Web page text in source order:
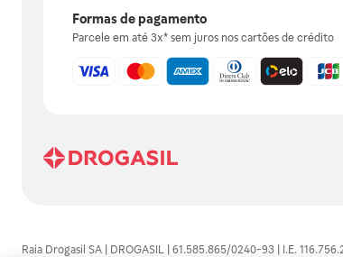
Formas de pagamento
Parcele em até 3x* sem juros nos cartões de crédito
Raia Drogasil SA | DROGASIL | 61.585.865/0240-93 | I.E.